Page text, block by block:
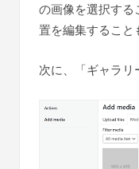
の画像を選択す
置を編集すること
次に、「ギャラリ